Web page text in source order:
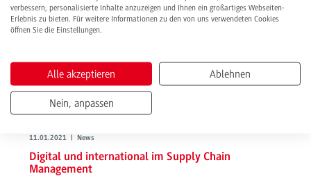
11.01.2021 | News
Digital und international im Supply Chain
Management
verbessern, personalisierte Inhalte anzuzeigen und Ihnen ein großartiges Webseiten-
Erlebnis zu bieten. Für weitere Informationen zu den von uns verwendeten Cookies
öffnen Sie die Einstellungen.
Alle akzeptieren Ablehnen
Nein, anpassen